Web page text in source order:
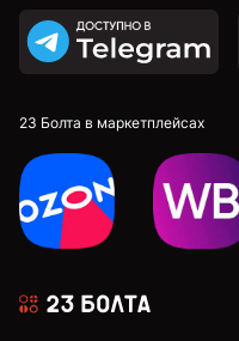
По дереву
С полной резьбой
3 мм
23 Болта в маркетплейсах